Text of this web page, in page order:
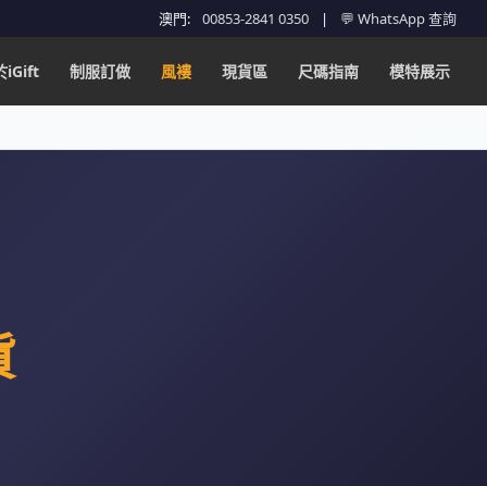
澳門: 00853-2841 0350 | 💬 WhatsApp 查詢
iGift 制服訂做 風褸 現貨區 尺碼指南 模特展示